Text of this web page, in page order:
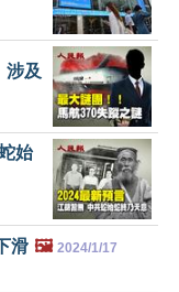
涉及
始
滑 🖼️ 2024/1/17